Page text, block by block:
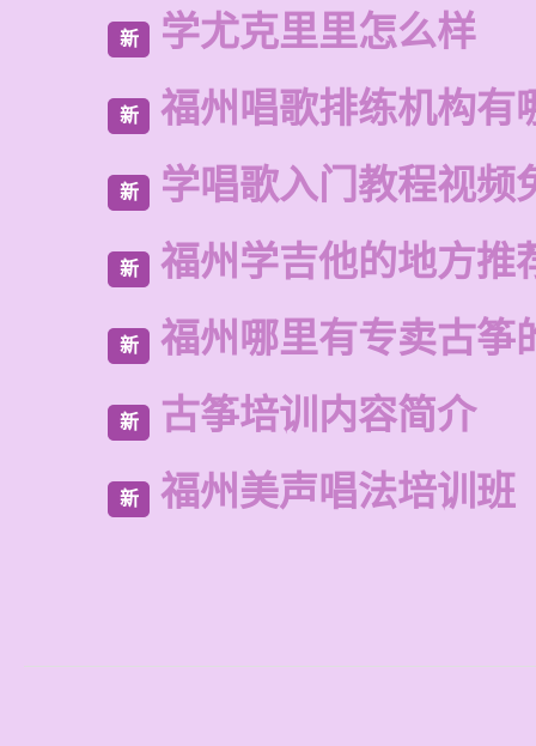
新 学尤克里里怎么样
新 福州唱歌排练机构有
新 学唱歌入门教程视频
新 福州学吉他的地方推
新 福州哪里有专卖古筝
新 古筝培训内容简介
新 福州美声唱法培训班